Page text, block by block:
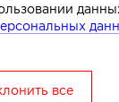
все